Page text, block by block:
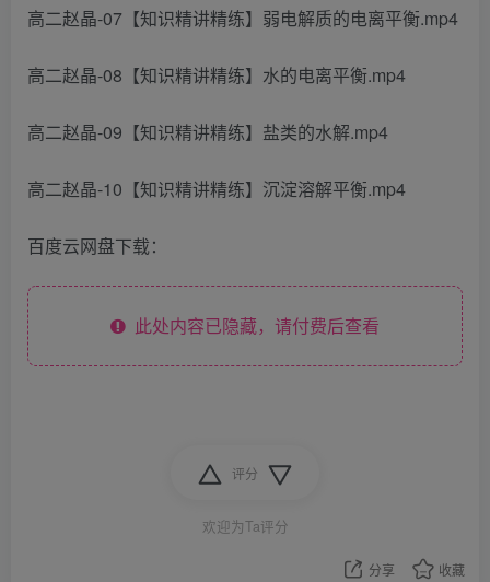
高二赵晶-07【知识精讲精练】弱电解质的电离平衡.mp4
高二赵晶-08【知识精讲精练】水的电离平衡.mp4
高二赵晶-09【知识精讲精练】盐类的水解.mp4
高二赵晶-10【知识精讲精练】沉淀溶解平衡.mp4
百度云网盘下载：
此处内容已隐藏，请付费后查看
评分
欢迎为Ta评分
分享 收藏